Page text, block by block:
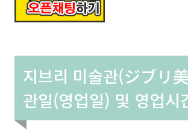
지브리 미술관(ジブリ
관일(영업일) 및 영업시